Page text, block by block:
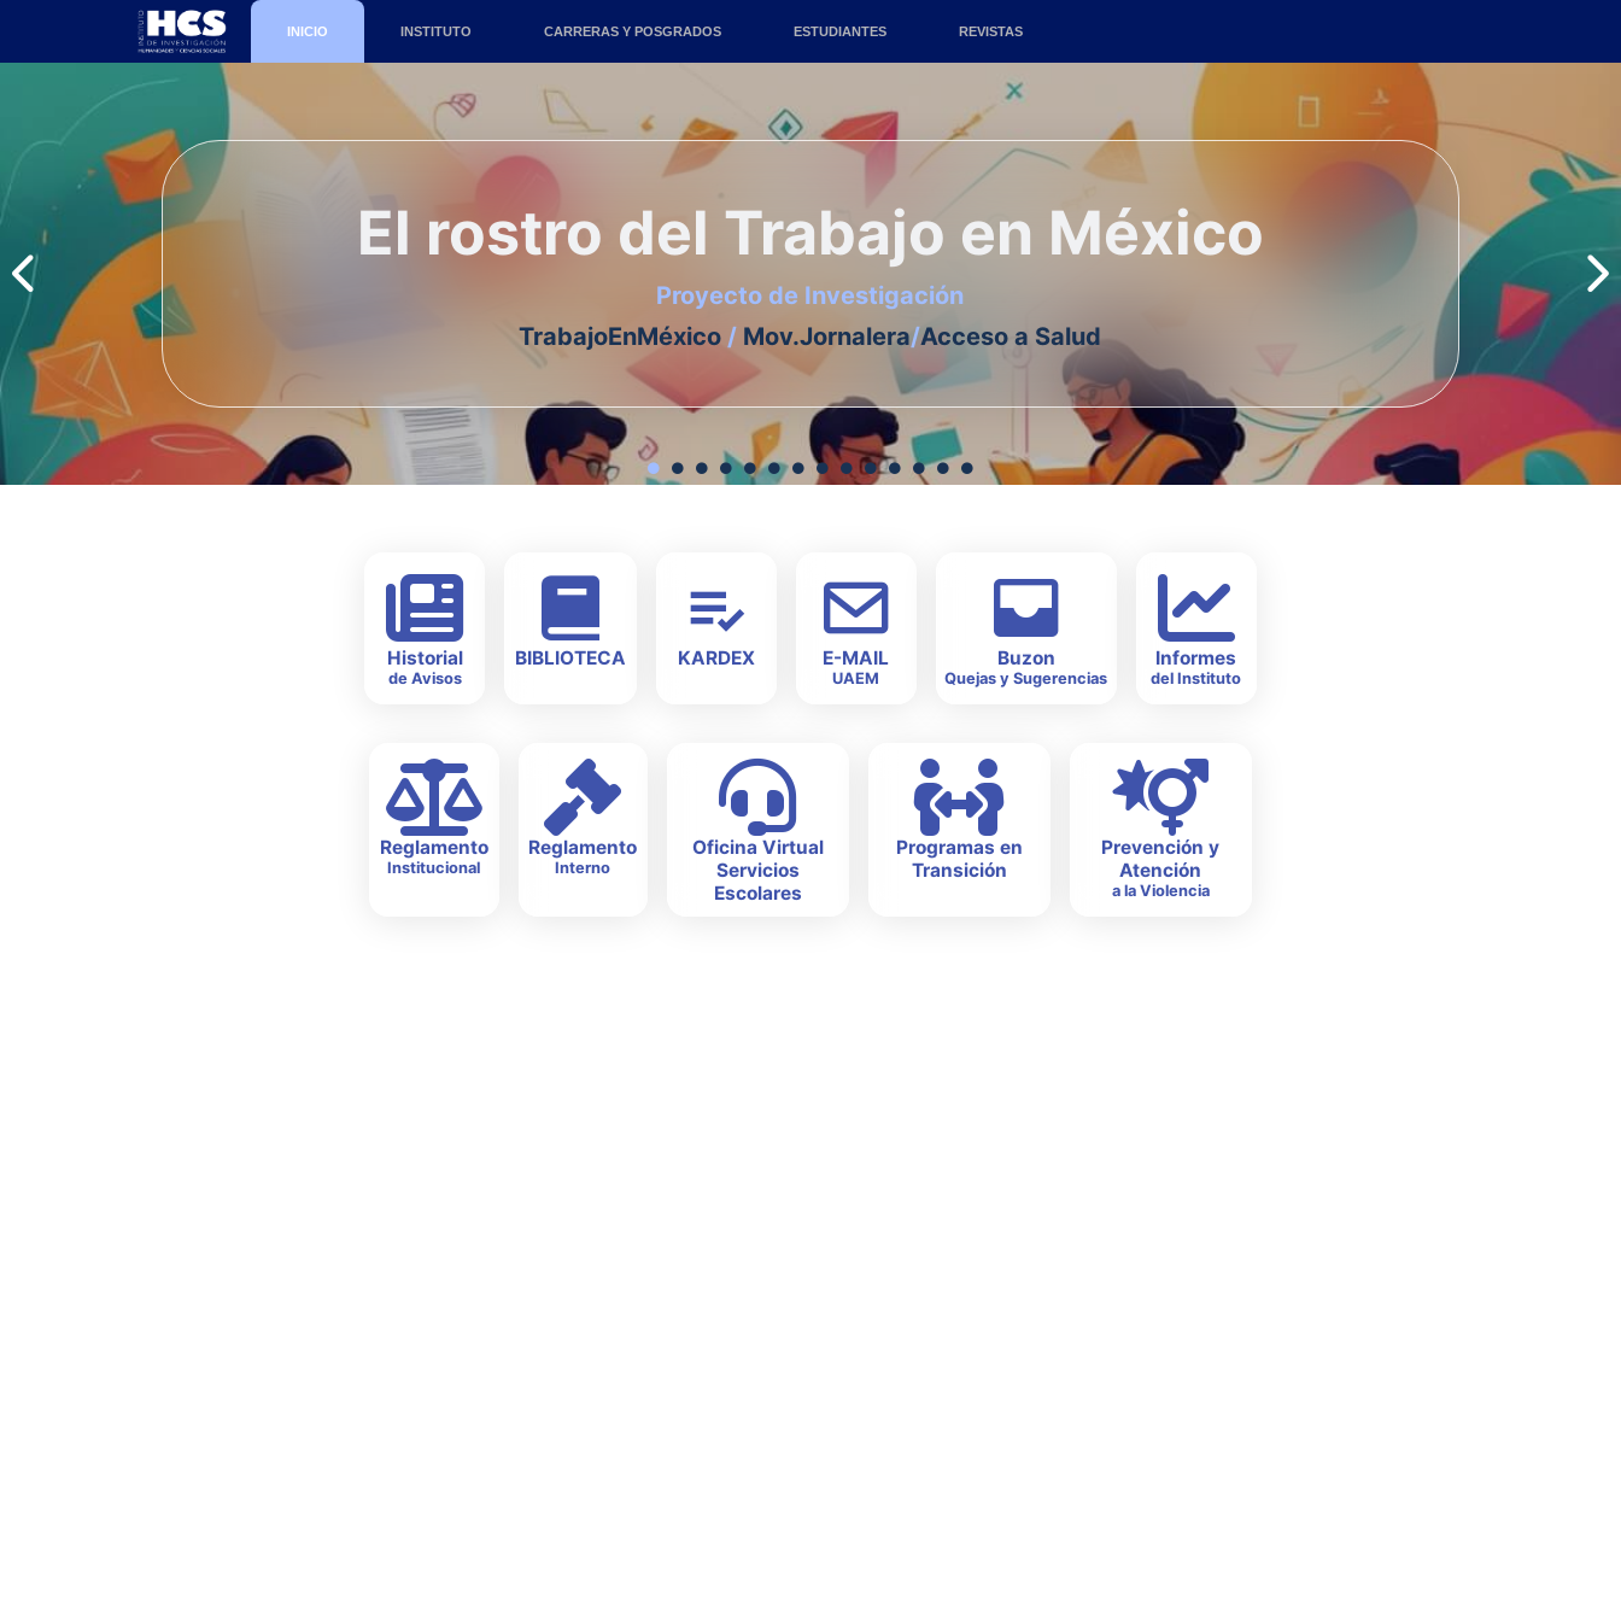
INICIO INSTITUTO CARRERAS Y POSGRADOS ESTUDIANTES REVISTAS
El rostro del Trabajo en México
Proyecto de Investigación
TrabajoEnMéxico / Mov.Jornalera/Acceso a Salud
Historial
de Avisos
BIBLIOTECA KARDEX E-MAIL
UAEM
Buzon
Quejas y Sugerencias
Informes
del Instituto
Reglamento
Institucional
Reglamento
Interno
Oficina Virtual
Servicios
Escolares
Programas en
Transición
Prevención y
Atención
a la Violencia